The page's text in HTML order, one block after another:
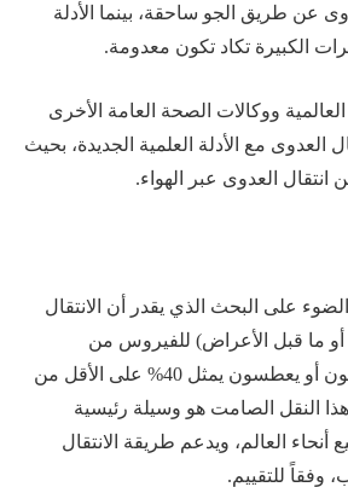
عن طريق الجو ساحقة، بينما الأدلة
الكبيرة تكاد تكون معدومة.
ووكالات الصحة العامة الأخرى
العدوى مع الأدلة العلمية الجديدة، بحيث
انتقال العدوى عبر الهواء.
على البحث الذي يقدر أن الانتقال
ما قبل الأعراض) للفيروس من
الأشخاص الذين لا يسعلون أو يعطسون يمثل 40% على الأقل من
النقل الصامت هو وسيلة رئيسية
العالم، ويدعم طريقة الانتقال
وفقاً للتقييم.